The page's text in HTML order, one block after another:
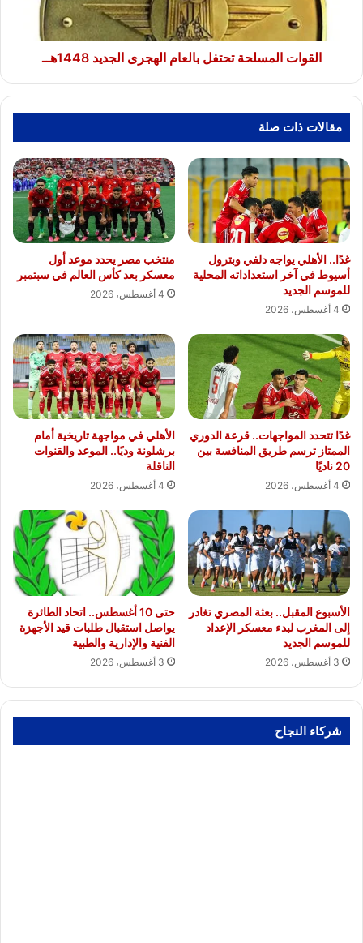
القوات المسلحة تحتفل بالعام الهجرى الجديد 1448هــ
مقالات ذات صلة
غدًا.. الأهلي يواجه دلفي وبترول
أسيوط في آخر استعداداته المحلية
للموسم الجديد
4 أغسطس، 2026
منتخب مصر يحدد موعد أول
معسكر بعد كأس العالم في سبتمبر
4 أغسطس، 2026
غدًا تتحدد المواجهات.. قرعة الدوري
الممتاز ترسم طريق المنافسة بين
20 ناديًا
4 أغسطس، 2026
الأهلي في مواجهة تاريخية أمام
برشلونة وديًا.. الموعد والقنوات
الناقلة
4 أغسطس، 2026
الأسبوع المقبل.. بعثة المصري تغادر
إلى المغرب لبدء معسكر الإعداد
للموسم الجديد
3 أغسطس، 2026
حتى 10 أغسطس.. اتحاد الطائرة
يواصل استقبال طلبات قيد الأجهزة
الفنية والإدارية والطبية
3 أغسطس، 2026
شركاء النجاح